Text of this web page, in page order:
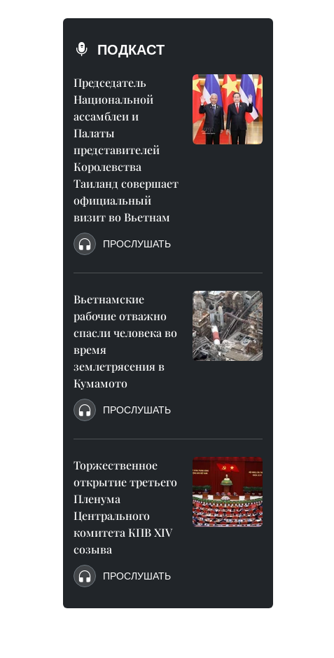
ПОДКАСТ
Председатель
Национальной
ассамблеи и
Палаты
представителей
Королевства
Таиланд совершает
официальный
визит во Вьетнам
ПРОСЛУШАТЬ
Вьетнамские
рабочие отважно
спасли человека во
время
землетрясения в
Кумамото
ПРОСЛУШАТЬ
Торжественное
открытие третьего
Пленума
Центрального
комитета КПВ XIV
созыва
ПРОСЛУШАТЬ